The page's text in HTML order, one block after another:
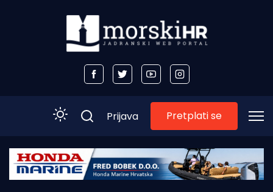
Početna
Prijava Pretplati se